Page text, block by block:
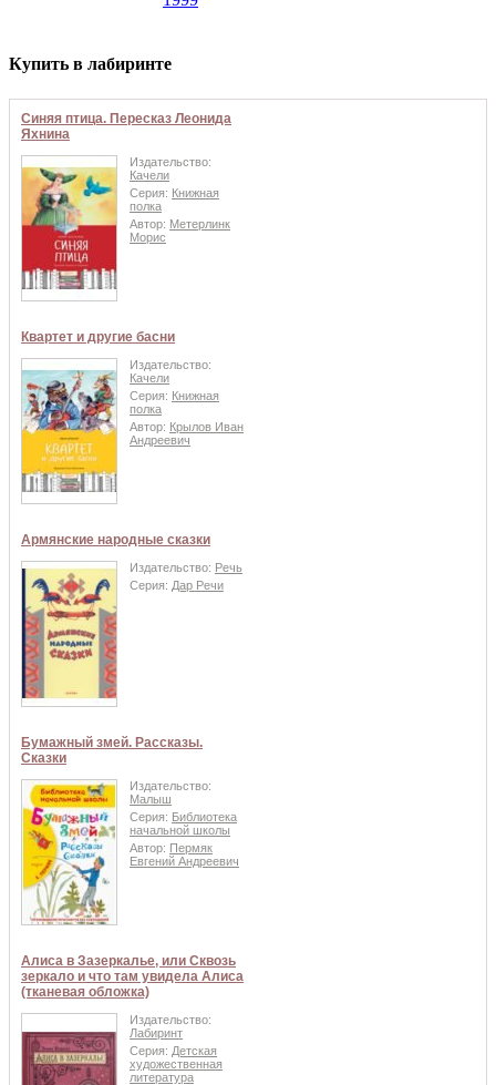
Купить в лабиринте
Синяя птица. Пересказ Леонида
Яхнина
Издательство:
Качели
Серия: Книжная
полка
Автор: Метерлинк
Морис
Квартет и другие басни
Издательство:
Качели
Серия: Книжная
полка
Автор: Крылов Иван
Андреевич
Армянские народные сказки
Издательство: Речь
Серия: Дар Речи
Бумажный змей. Рассказы.
Сказки
Издательство:
Малыш
Серия: Библиотека
начальной школы
Автор: Пермяк
Евгений Андреевич
Алиса в Зазеркалье, или Сквозь
зеркало и что там увидела Алиса
(тканевая обложка)
Издательство:
Лабиринт
Серия: Детская
художественная
литература